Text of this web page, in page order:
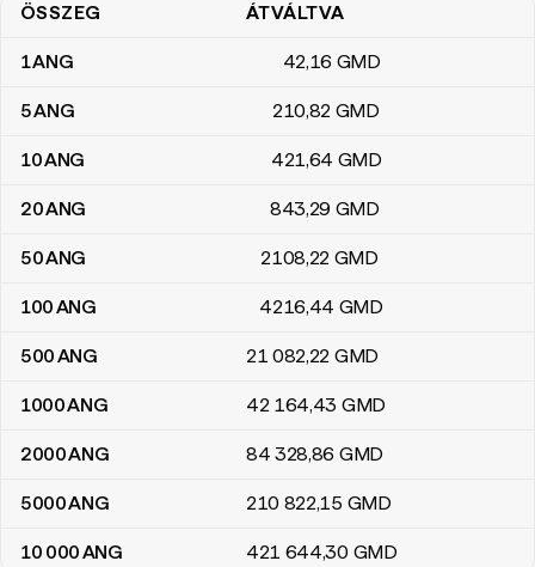
holland antilláki forint – gambiai dalasi átváltási táblázat
ÖSSZEG ÁTVÁLTVA
1ANG 42,16 GMD
5ANG 210,82 GMD
10ANG 421,64 GMD
20ANG 843,29 GMD
50ANG 2108,22 GMD
100ANG 4216,44 GMD
500ANG 21 082,22 GMD
1000ANG 42 164,43 GMD
2000ANG 84 328,86 GMD
5000ANG 210 822,15 GMD
10 000ANG 421 644,30 GMD